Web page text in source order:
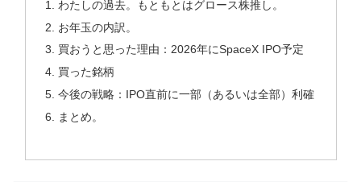
わたしの過去。もともとはグロース株推し。
お年玉の内訳。
買おうと思った理由：2026年にSpaceX IPO予定
買った銘柄
今後の戦略：IPO直前に一部（あるいは全部）利確
まとめ。